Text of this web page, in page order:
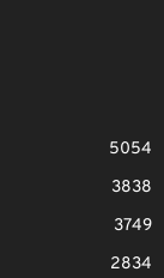
5054
3838
3749
2834